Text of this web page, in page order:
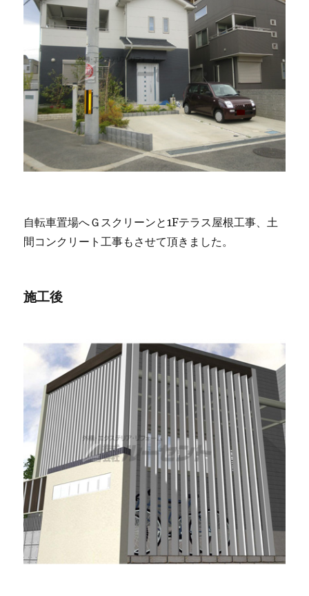
自転車置場へＧスクリーンと1Fテラス屋根工事、土
間コンクリート工事もさせて頂きました。
施工後